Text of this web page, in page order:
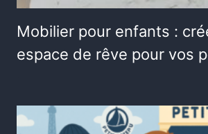
Mobilier pour enfants :
espace de rêve pour vos